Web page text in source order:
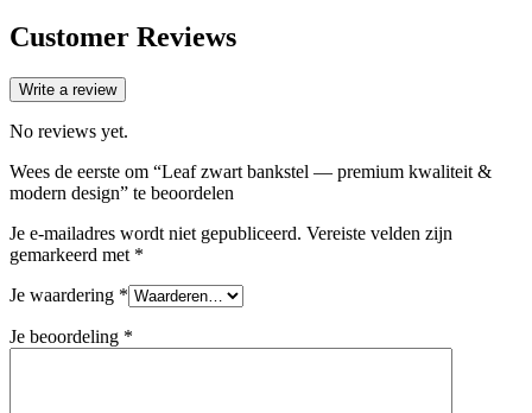
Customer Reviews
Write a review
No reviews yet.
Wees de eerste om “Leaf zwart bankstel — premium kwaliteit &
modern design” te beoordelen
Je e-mailadres wordt niet gepubliceerd. Vereiste velden zijn
gemarkeerd met *
Je waardering *
Je beoordeling *